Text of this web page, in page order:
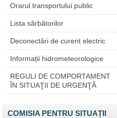
Orarul transportului public
Lista sărbătorilor
Deconectări de curent electric
Informații hidrometeorologice
REGULI DE COMPORTAMENT
ÎN SITUAŢII DE URGENŢĂ
COMISIA PENTRU SITUAȚII